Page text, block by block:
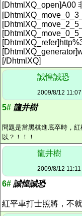
[DhtmlXQ_open]A00
[/DhtmlXQ]
誠惶誠恐
2009/8/12 11:07
5# 龍井樹
問題是當黑棋進底卒時，
以？！！！
龍井樹
2009/8/12 11:11
6# 誠惶誠恐
紅平車打士照將，不